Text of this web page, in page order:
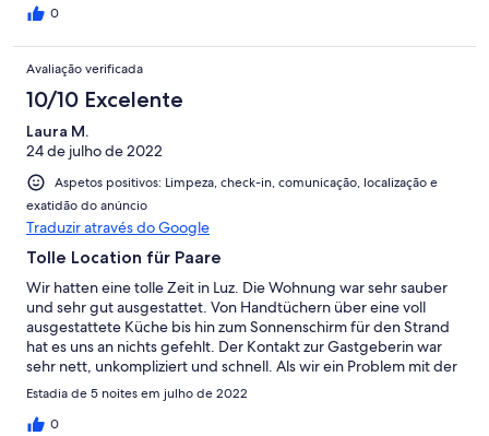
0
Avaliação verificada
10/10 Excelente
Laura M.
24 de julho de 2022
Aspetos positivos: Limpeza, check-in, comunicação, localização e
exatidão do anúncio
Traduzir através do Google
Tolle Location für Paare
Wir hatten eine tolle Zeit in Luz. Die Wohnung war sehr sauber
und sehr gut ausgestattet. Von Handtüchern über eine voll
ausgestattete Küche bis hin zum Sonnenschirm für den Strand
hat es uns an nichts gefehlt. Der Kontakt zur Gastgeberin war
sehr nett, unkompliziert und schnell. Als wir ein Problem mit der
Kaffeemaschine im Apartment hatten, wurde dies direkt am
nächsten Tag behoben. Luz war für uns ein guter
Ausgangspunkt um sowohl die westliche als auch die südliche
Estadia de 5 noites em julho de 2022
0